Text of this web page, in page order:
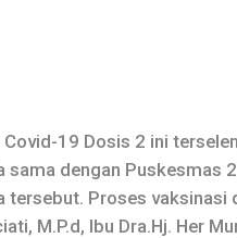
19 Dosis 2 ini
sama dengan Puskesmas
tersebut. Proses vaksinasi
M.P.d, Ibu Dra.Hj. Her